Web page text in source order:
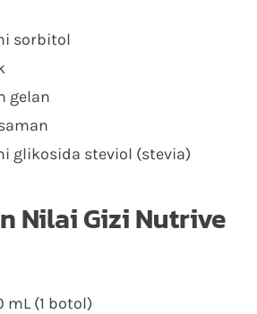
sorbitol
gelan
glikosida steviol (stevia)
Nilai Gizi Nutrive
mL (1 botol)